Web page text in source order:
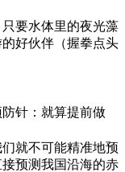
只要水体里的夜光藻
好伙伴（握拳点头
针：就算提前做
就不可能精准地预
预测我国沿海的赤